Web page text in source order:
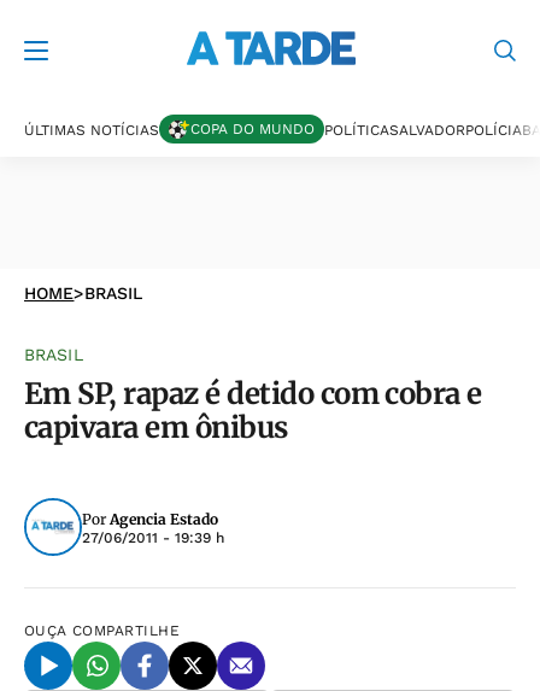
ÚLTIMAS NOTÍCIAS COPA DO MUNDO POLÍTICASALVADORPOLÍCIA
HOME>BRASIL
BRASIL
Em SP, rapaz é detido com cobra e
capivara em ônibus
PorAgencia Estado
27/06/2011 - 19:39 h
OUÇA COMPARTILHE